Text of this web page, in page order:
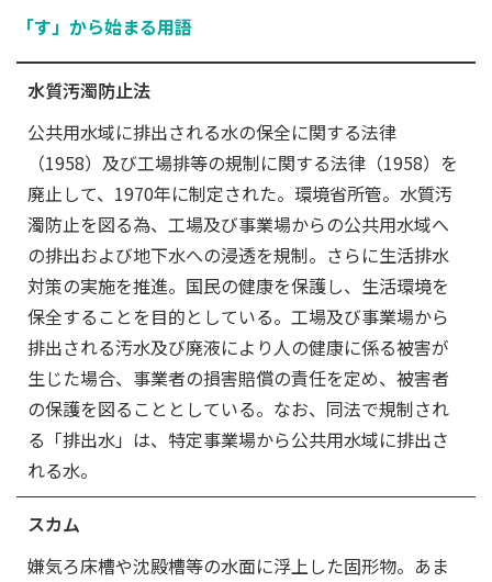
「す」から始まる用語
水質汚濁防止法
公共用水域に排出される水の保全に関する法律
（1958）及び工場排等の規制に関する法律（1958）を
廃止して、1970年に制定された。環境省所管。水質汚
濁防止を図る為、工場及び事業場からの公共用水域へ
の排出および地下水への浸透を規制。さらに生活排水
対策の実施を推進。国民の健康を保護し、生活環境を
保全することを目的としている。工場及び事業場から
排出される汚水及び廃液により人の健康に係る被害が
生じた場合、事業者の損害賠償の責任を定め、被害者
の保護を図ることとしている。なお、同法で規制され
る「排出水」は、特定事業場から公共用水域に排出さ
れる水。
スカム
嫌気ろ床槽や沈殿槽等の水面に浮上した固形物。あま